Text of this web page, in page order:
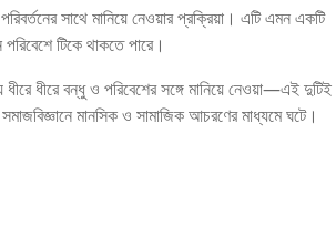
সাথে মানিয়ে নেওয়ার প্রক্রিয়া। এটি এমন একটি
টিকে থাকতে পারে।
ধীরে বন্ধু ও পরিবেশের সঙ্গে মানিয়ে নেওয়া—এই দুটিই
মানসিক ও সামাজিক আচরণের মাধ্যমে ঘটে।